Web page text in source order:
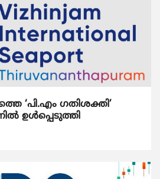
‘പി.എം ഗതിശക്തി’
ഉൾപ്പെടുത്തി